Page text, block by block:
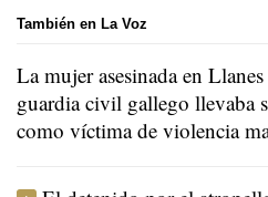
También en La Voz
La mujer asesinada en
guardia civil gallego llevaba
como víctima de violencia